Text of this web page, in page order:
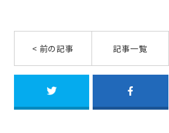
< 前の記事 記事一覧